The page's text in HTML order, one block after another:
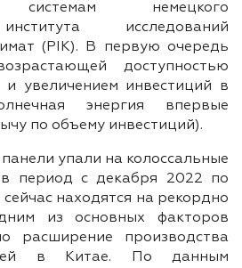
системам немецкого
исследований
(PIK). В первую очередь
доступностью
и увеличением инвестиций в
энергия впервые
по объему инвестиций).
упали на колоссальные
период с декабря 2022 по
находятся на рекордно
из основных факторов
расширение производства
в Китае. По данным